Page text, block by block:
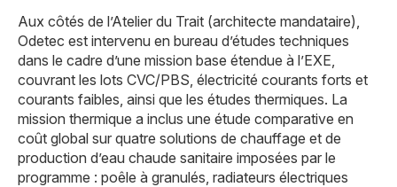
Aux côtés de l’Atelier du Trait (architecte mandataire),
Odetec est intervenu en bureau d’études techniques
dans le cadre d’une mission base étendue à l’EXE,
couvrant les lots CVC/PBS, électricité courants forts et
courants faibles, ainsi que les études thermiques. La
mission thermique a inclus une étude comparative en
coût global sur quatre solutions de chauffage et de
production d’eau chaude sanitaire imposées par le
programme : poêle à granulés, radiateurs électriques